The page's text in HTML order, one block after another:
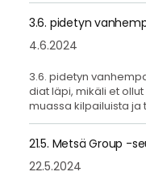
3.6. pidetyn
4.6.2024
3.6. pidetyn
diat läpi, mikäli et
muassa kilpailuista ja
21.5. Metsä Group -
22.5.2024